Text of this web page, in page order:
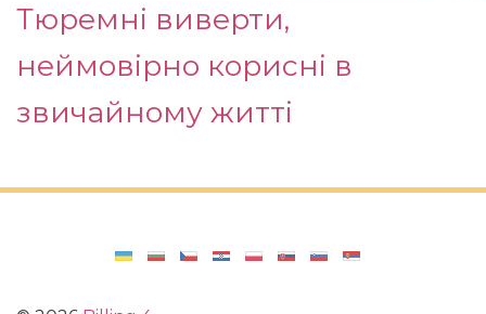
Тюремні виверти,
неймовірно корисні в
звичайному житті